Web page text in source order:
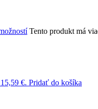
Tento produkt má
€. Pridať do košíka